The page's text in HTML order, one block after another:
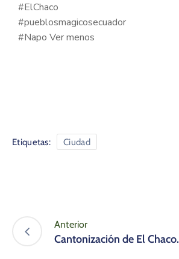
#ElChaco
#pueblosmagicosecuador
#Napo Ver menos
Etiquetas: Ciudad
Anterior
Cantonización de El Chaco.